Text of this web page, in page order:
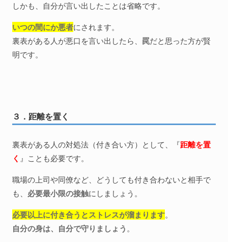
しかも、自分が言い出したことは省略です。
いつの間にか悪者にされます。
裏表がある人が悪口を言い出したら、 罠だと思った方が賢
明です。
３．距離を置く
裏表がある人の対処法（付き合い方）として、『距離を置
く 』ことも必要です。
職場の上司や同僚など、どうしても付き合わないと相手で
も、 必要最小限の接触にしましょう。
必要以上に付き合うとストレスが溜まります。
自分の身は、自分で守りましょう 。